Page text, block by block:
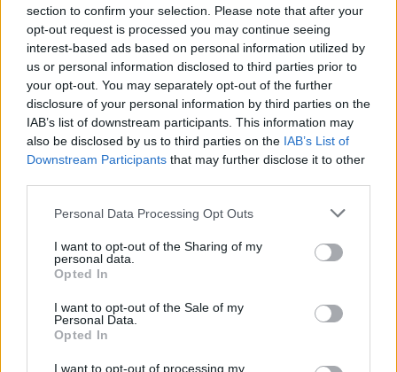
section to confirm your selection. Please note that after your
opt-out request is processed you may continue seeing
interest-based ads based on personal information utilized by
us or personal information disclosed to third parties prior to
your opt-out. You may separately opt-out of the further
disclosure of your personal information by third parties on the
IAB’s list of downstream participants. This information may
also be disclosed by us to third parties on the IAB’s List of
Downstream Participants that may further disclose it to other
Personal Data Processing Opt Outs
I want to opt-out of the Sharing of my
personal data.
Opted In
I want to opt-out of the Sale of my
Personal Data.
Opted In
I want to opt-out of processing my
Esim for Global|Esim for Europe|
Esim for Caribbean